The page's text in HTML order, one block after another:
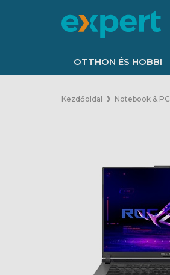
OTTHON ÉS HOBBI
Kezdőoldal Notebook & PC